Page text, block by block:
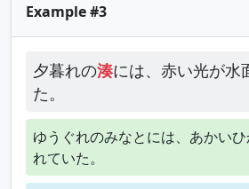
Example #3
夕暮れの湊には、赤い光が水
た。
ゆうぐれのみなとには、あかい
れていた。